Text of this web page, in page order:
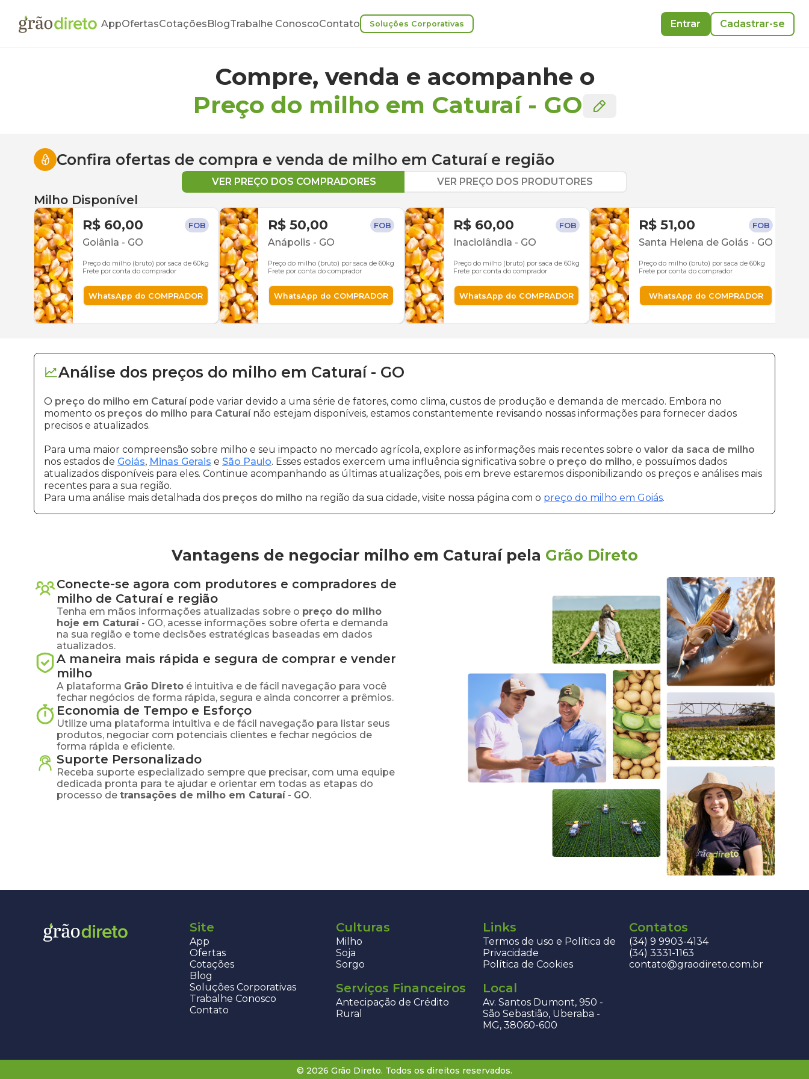
AppOfertasCotaçõesBlogTrabalhe ConoscoContato Soluções Corporativas Entrar Cadastrar-se
Compre, venda e acompanhe o
Preço do milho em Caturaí - GO
Confira ofertas de compra e venda de milho em Caturaíe região
VER PREÇO DOS COMPRADORES VER PREÇO DOS PRODUTORES
Milho Disponível
R$ 60,00 FOB
Goiânia - GO
Preço do milho (bruto) por saca de 60kg
Frete por conta do comprador
WhatsApp do COMPRADOR
R$ 50,00 FOB
Anápolis - GO
Preço do milho (bruto) por saca de 60kg
Frete por conta do comprador
WhatsApp do COMPRADOR
R$ 60,00 FOB
Inaciolândia - GO
Preço do milho (bruto) por saca de 60kg
Frete por conta do comprador
WhatsApp do COMPRADOR
R$ 51,00 FOB
Santa Helena de Goiás - GO
Preço do milho (bruto) por saca de 60kg
Frete por conta do comprador
WhatsApp do COMPRADOR
Análise dos preços do milho em Caturaí - GO
O preço do milho em Caturaípode variar devido a uma série de fatores, como clima, custos de produção e demanda de mercado. Embora no
momento os preços do milho para Caturaínão estejam disponíveis, estamos constantemente revisando nossas informações para fornecer dados
precisos e atualizados.
Para uma maior compreensão sobre milho e seu impacto no mercado agrícola, explore as informações mais recentes sobre o valor da saca de milho
nos estados de Goiás, Minas Gerais e São Paulo. Esses estados exercem uma influência significativa sobre o preço do milho, e possuímos dados
atualizados disponíveis para eles. Continue acompanhando as últimas atualizações, pois em breve estaremos disponibilizando os preços e análises mais
recentes para a sua região.
Para uma análise mais detalhada dos preços do milho na região da sua cidade, visite nossa página com o preço do milho em Goiás.
Vantagens de negociar milho em Caturaí pela Grão Direto
Conecte-se agora com produtores e compradores de
milho de Caturaíe região
Tenha em mãos informações atualizadas sobre o preço do milho
hoje em Caturaí - GO, acesse informações sobre oferta e demanda
na sua região e tome decisões estratégicas baseadas em dados
atualizados.
A maneira mais rápida e segura de comprar e vender
milho
A plataforma Grão Direto é intuitiva e de fácil navegação para você
fechar negócios de forma rápida, segura e ainda concorrer a prêmios.
Economia de Tempo e Esforço
Utilize uma plataforma intuitiva e de fácil navegação para listar seus
produtos, negociar com potenciais clientes e fechar negócios de
forma rápida e eficiente.
Suporte Personalizado
Receba suporte especializado sempre que precisar, com uma equipe
dedicada pronta para te ajudar e orientar em todas as etapas do
processo de transações de milho em Caturaí - GO.
Site
App
Ofertas
Cotações
Blog
Soluções Corporativas
Trabalhe Conosco
Contato
Culturas
Milho
Soja
Sorgo
Links
Termos de uso e Política de
Privacidade
Política de Cookies
Contatos
(34) 9 9903-4134
(34) 3331-1163
contato@graodireto.com.br
Serviços Financeiros
Antecipação de Crédito
Rural
Local
Av. Santos Dumont, 950 -
São Sebastião, Uberaba -
MG, 38060-600
© 2026 Grão Direto. Todos os direitos reservados.